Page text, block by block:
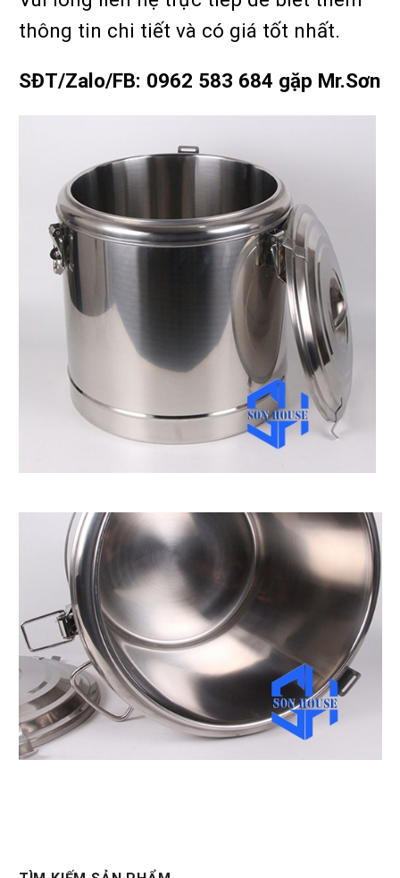
thông tin chi tiết và có giá tốt nhất.
SĐT/Zalo/FB: 0962 583 684 gặp Mr.Sơn